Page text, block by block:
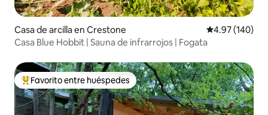
Casa de arcilla en Crestone Calificación
4.97 (140)
Casa Blue Hobbit | Sauna de infrarrojos | Fogata
De los mejores en Favorito entre huéspedes
Favorito entre huéspedes